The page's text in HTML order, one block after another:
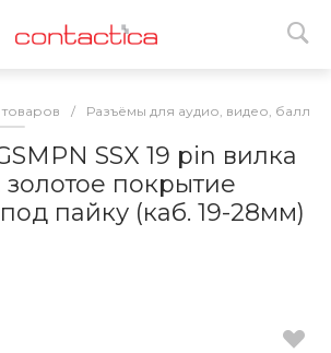
товаров / Разъёмы для аудио, видео,
SSX 19 pin вилка
золотое покрытие
пайку (каб. 19-28мм)